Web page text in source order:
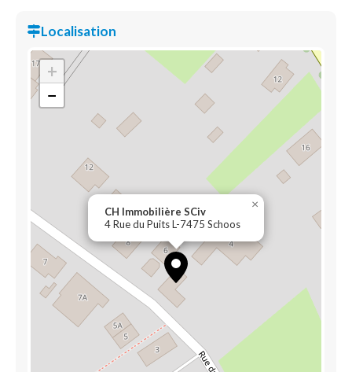
Localisation
CH Immobilière SCiv
4 Rue du Puits L-7475 Schoos
×
+
−